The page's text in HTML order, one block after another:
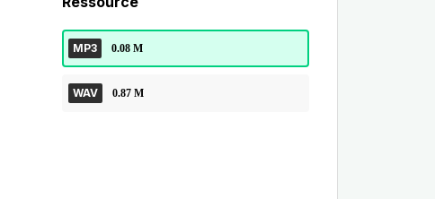
MP3 0.08 M
WAV 0.87 M